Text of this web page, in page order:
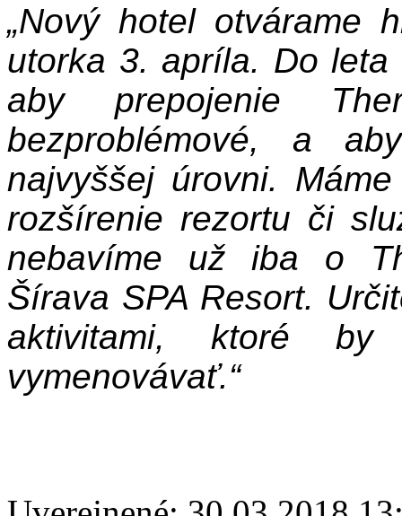
„Nový hotel otvárame
utorka 3. apríla. Do
aby prepojenie
bezproblémové, a
najvyššej úrovni.
rozšírenie rezortu či
nebavíme už iba o
Šírava SPA Resort.
aktivitami, ktoré
vymenovávať.“